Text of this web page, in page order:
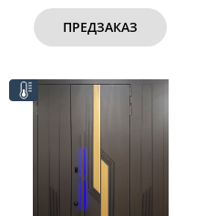
ПРЕДЗАКАЗ